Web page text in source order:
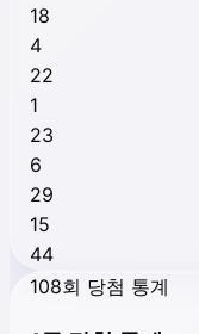
18
4
22
1
23
6
29
15
44
108회 당첨 통계